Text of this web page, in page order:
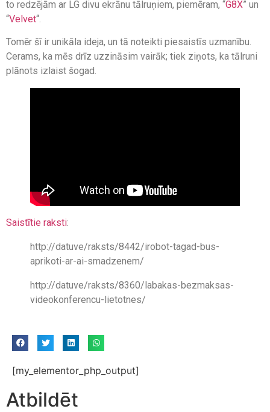
to redzējām ar LG divu ekrānu tālruņiem, piemēram, “G8X” un
“Velvet“.
Tomēr šī ir unikāla ideja, un tā noteikti piesaistīs uzmanību.
Cerams, ka mēs drīz uzzināsim vairāk; tiek ziņots, ka tālruni
plānots izlaist šogad.
Saistītie raksti:
http://datuve/raksts/8442/irobot-tagad-bus-
aprikoti-ar-ai-smadzenem/
http://datuve/raksts/8360/labakas-bezmaksas-
videokonferencu-lietotnes/
[my_elementor_php_output]
Atbildēt